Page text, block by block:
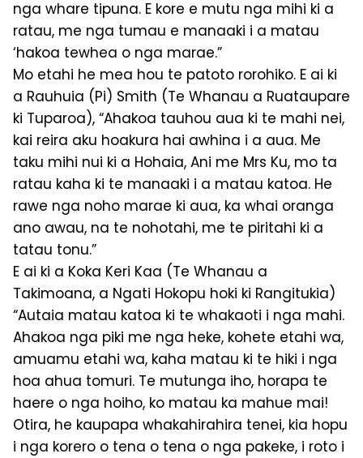
nga whare tipuna. E kore e mutu nga mihi ki a
ratau, me nga tumau e manaaki i a matau
‘hakoa tewhea o nga marae.”
Mo etahi he mea hou te patoto rorohiko. E ai ki
a Rauhuia (Pi) Smith (Te Whanau a Ruataupare
ki Tuparoa), “Ahakoa tauhou aua ki te mahi nei,
kai reira aku hoakura hai awhina i a aua. Me
taku mihi nui ki a Hohaia, Ani me Mrs Ku, mo ta
ratau kaha ki te manaaki i a matau katoa. He
rawe nga noho marae ki aua, ka whai oranga
ano awau, na te nohotahi, me te piritahi ki a
tatau tonu.”
E ai ki a Koka Keri Kaa (Te Whanau a
Takimoana, a Ngati Hokopu hoki ki Rangitukia)
“Autaia matau katoa ki te whakaoti i nga mahi.
Ahakoa nga piki me nga heke, kohete etahi wa,
amuamu etahi wa, kaha matau ki te hiki i nga
hoa ahua tomuri. Te mutunga iho, horapa te
haere o nga hoiho, ko matau ka mahue mai!
Otira, he kaupapa whakahirahira tenei, kia hopu
i nga korero o tena o tena o nga pakeke, i roto i